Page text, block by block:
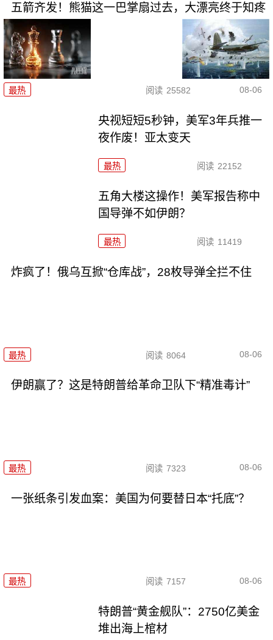
五箭齐发！熊猫这一巴掌扇过去，大漂亮终于知疼
最热 阅读 25582 08-06
央视短短5秒钟，美军3年兵推一
夜作废！亚太变天
最热 阅读 22152
五角大楼这操作！美军报告称中
国导弹不如伊朗？
最热 阅读 11419
炸疯了！俄乌互掀“仓库战”，28枚导弹全拦不住
最热 阅读 8064 08-06
伊朗赢了？这是特朗普给革命卫队下“精准毒计”
最热 阅读 7323 08-06
一张纸条引发血案：美国为何要替日本“托底”？
最热 阅读 7157 08-06
特朗普“黄金舰队”：2750亿美金
堆出海上棺材